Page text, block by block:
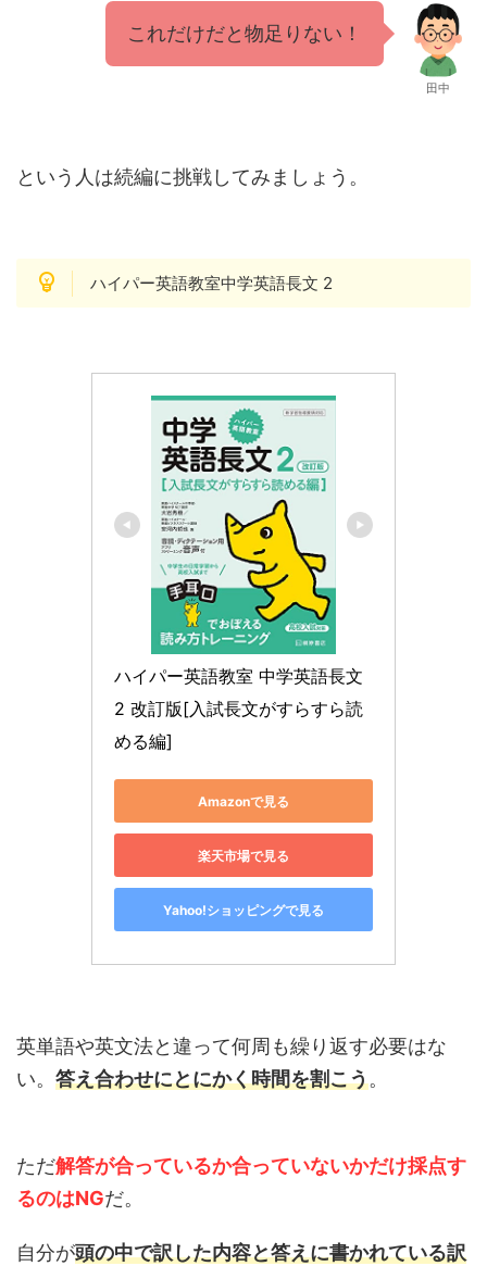
これだけだと物足りない！
田中
という人は続編に挑戦してみましょう。
ハイパー英語教室中学英語長文 2
ハイパー英語教室 中学英語長文
2 改訂版[入試長文がすらすら読
める編]
Amazonで見る
楽天市場で見る
Yahoo!ショッピングで見る
英単語や英文法と違って何周も繰り返す必要はな
い。 答え合わせにとにかく時間を割こう。
ただ解答が合っているか合っていないかだけ採点す
るのはNGだ。
自分が頭の中で訳した内容と答えに書かれている訳